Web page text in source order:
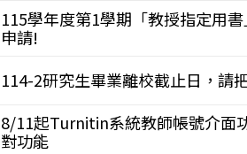
115學年度第1學期「教授指定用
申請!
114-2研究生畢業離校截止日，請
8/11起Turnitin系統教師帳號介面
對功能